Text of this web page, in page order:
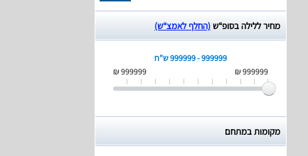
מחיר ללילה בסופ“ש(החלף לאמצ“ש)
999999 - 999999 ש"ח
999999 ₪
999999 ₪
מקומות במתחם